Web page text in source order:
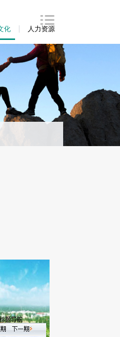
化 人力资源